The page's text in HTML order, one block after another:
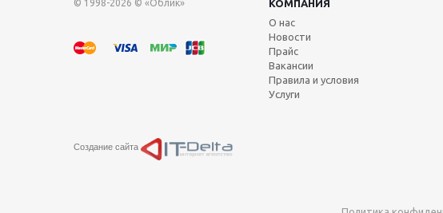
© 1998-2026 © «Облик» КОМПАНИЯ
О нас
Новости
Прайс
Вакансии
Правила и условия
Услуги
Создание сайта